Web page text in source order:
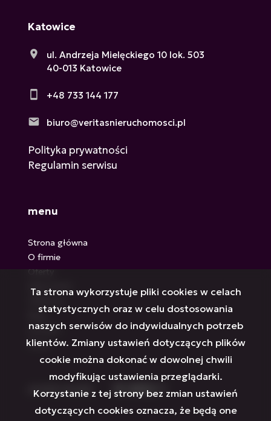
Katowice
ul. Andrzeja Mielęckiego 10 lok. 503
40-013 Katowice
+48 733 144 177
biuro@veritasnieruchomosci.pl
Polityka prywatności
Regulamin serwisu
menu
Strona główna
O firmie
Oferty
Zgłoszenia
Blog
Kontakt
Rodo
social media Facebook
Facebook
Facebook
Facebook
Facebook
Facebook
Ta strona wykorzystuje pliki cookies w celach
statystycznych oraz w celu dostosowania
naszych serwisów do indywidualnych potrzeb
klientów. Zmiany ustawień dotyczących plików
cookie można dokonać w dowolnej chwili
modyfikując ustawienia przeglądarki.
Korzystanie z tej strony bez zmian ustawień
dotyczących cookies oznacza, że będą one